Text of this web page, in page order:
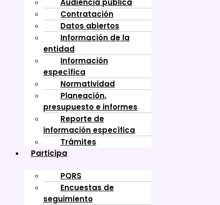
Audiencia pública
Contratación
Datos abiertos
Información de la
entidad
Información
específica
Normatividad
Planeación,
presupuesto e informes
Reporte de
información específica
Trámites
Participa
PQRS
Encuestas de
seguimiento